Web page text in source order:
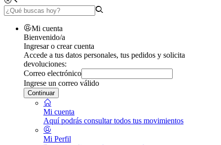
Mi cuenta
Bienvenido/a
Ingresar o crear cuenta
Accede a tus datos personales, tus pedidos y solicita
devoluciones:
Correo electrónico
Ingrese un correo válido
Continuar
Mi cuenta
Aquí podrás consultar todos tus movimientos
Mi Perfil